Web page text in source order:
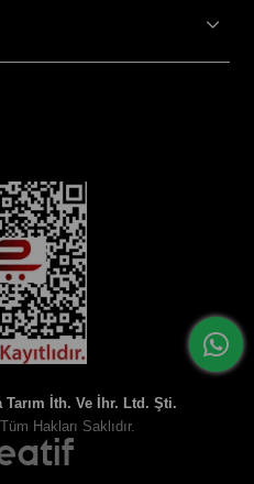
Tarım İth. Ve İhr. Ltd. Şti.
Hakları Saklıdır.